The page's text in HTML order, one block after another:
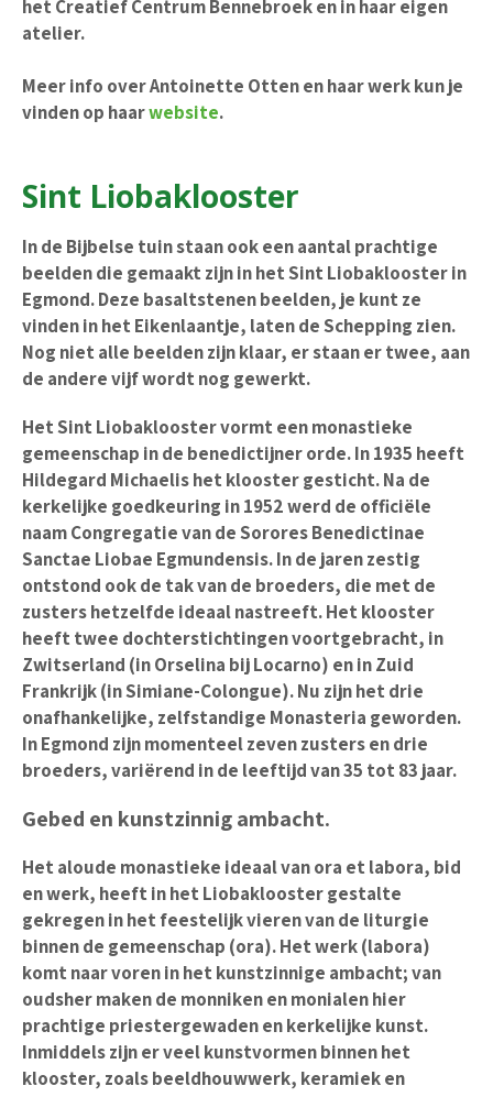
het Creatief Centrum Bennebroek en in haar eigen
atelier.
Meer info over Antoinette Otten en haar werk kun je
vinden op haarwebsite.
Sint Liobaklooster
In de Bijbelse tuin staan ook een aantal prachtige
beelden die gemaakt zijn in het Sint Liobaklooster in
Egmond. Deze basaltstenen beelden, je kunt ze
vinden in het Eikenlaantje, laten de Schepping zien.
Nog niet alle beelden zijn klaar, er staan er twee, aan
de andere vijf wordt nog gewerkt.
Het Sint Liobaklooster vormt een monastieke
gemeenschap in de benedictijner orde. In 1935 heeft
Hildegard Michaelis het klooster gesticht. Na de
kerkelijke goedkeuring in 1952 werd de officiële
naam Congregatie van de Sorores Benedictinae
Sanctae Liobae Egmundensis. In de jaren zestig
ontstond ook de tak van de broeders, die met de
zusters hetzelfde ideaal nastreeft. Het klooster
heeft twee dochterstichtingen voortgebracht, in
Zwitserland (in Orselina bij Locarno) en in Zuid
Frankrijk (in Simiane-Colongue). Nu zijn het drie
onafhankelijke, zelfstandige Monasteria geworden.
In Egmond zijn momenteel zeven zusters en drie
broeders, variërend in de leeftijd van 35 tot 83 jaar.
Gebed en kunstzinnig ambacht.
Het aloude monastieke ideaal van ora et labora, bid
en werk, heeft in het Liobaklooster gestalte
gekregen in het feestelijk vieren van de liturgie
binnen de gemeenschap (ora). Het werk (labora)
komt naar voren in het kunstzinnige ambacht; van
oudsher maken de monniken en monialen hier
prachtige priestergewaden en kerkelijke kunst.
Inmiddels zijn er veel kunstvormen binnen het
klooster, zoals beeldhouwwerk, keramiek en